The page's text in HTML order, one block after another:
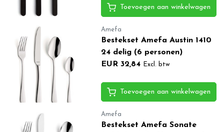
Toevoegen aan winkelwagen
Amefa
Bestekset Amefa Austin 1410
24 delig (6 personen)
EUR 32,84
Excl. btw
Toevoegen aan winkelwagen
Amefa
Bestekset Amefa Sonate